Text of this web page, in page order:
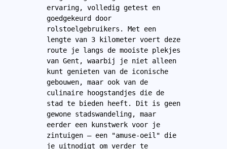
ervaring, volledig getest en
goedgekeurd door
rolstoelgebruikers. Met een
lengte van 3 kilometer voert deze
route je langs de mooiste plekjes
van Gent, waarbij je niet alleen
kunt genieten van de iconische
gebouwen, maar ook van de
culinaire hoogstandjes die de
stad te bieden heeft. Dit is geen
gewone stadswandeling, maar
eerder een kunstwerk voor je
zintuigen – een "amuse-oeil" die
je uitnodigt om verder te